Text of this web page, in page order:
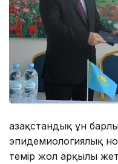
Қазақстандық ұн
эпидемиологиялық
темір жол арқылы